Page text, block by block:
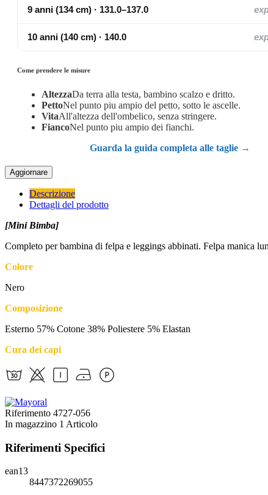
9 anni (134 cm) · 131.0–137.0
10 anni (140 cm) · 140.0
Come prendere le misure
AltezzaDa terra alla testa, bambino scalzo e dritto.
PettoNel punto piu ampio del petto, sotto le ascelle.
VitaAll'altezza dell'ombelico, senza stringere.
FiancoNel punto piu ampio dei fianchi.
Guarda la guida completa alle taglie →
Descrizione
Dettagli del prodotto
[Mini Bimba]
Completo per bambina di felpa e leggings abbinati. Felpa manica
Colore
Nero
Composizione
Esterno 57% Cotone 38% Poliestere 5% Elastan
Cura dei capi
Riferimento 4727-056
In magazzino 1 Articolo
Riferimenti Specifici
ean13
8447372269055